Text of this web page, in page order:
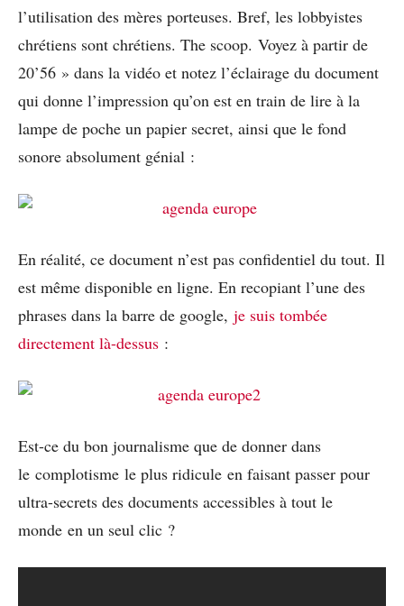
l’utilisation des mères porteuses. Bref, les lobbyistes
chrétiens sont chrétiens. The scoop. Voyez à partir de
20’56 » dans la vidéo et notez l’éclairage du document
qui donne l’impression qu’on est en train de lire à la
lampe de poche un papier secret, ainsi que le fond
sonore absolument génial :
En réalité, ce document n’est pas confidentiel du tout. Il
est même disponible en ligne. En recopiant l’une des
phrases dans la barre de google, je suis tombée
directement là-dessus :
Est-ce du bon journalisme que de donner dans
le complotisme le plus ridicule en faisant passer pour
ultra-secrets des documents accessibles à tout le
monde en un seul clic ?